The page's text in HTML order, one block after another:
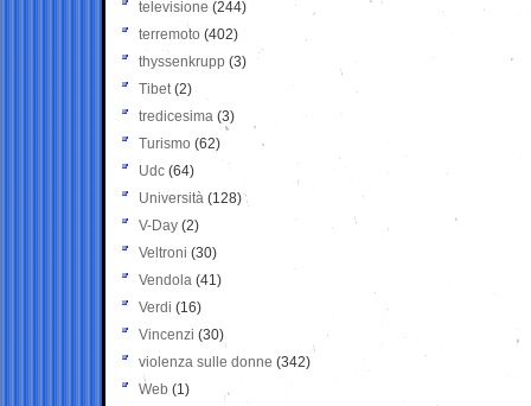
televisione(244)
terremoto (402)
thyssenkrupp (3)
Tibet(2)
tredicesima (3)
Turismo (62)
Udc (64)
Università (128)
V-Day (2)
Veltroni (30)
Vendola (41)
Verdi (16)
Vincenzi (30)
violenza sulle donne (342)
Web (1)